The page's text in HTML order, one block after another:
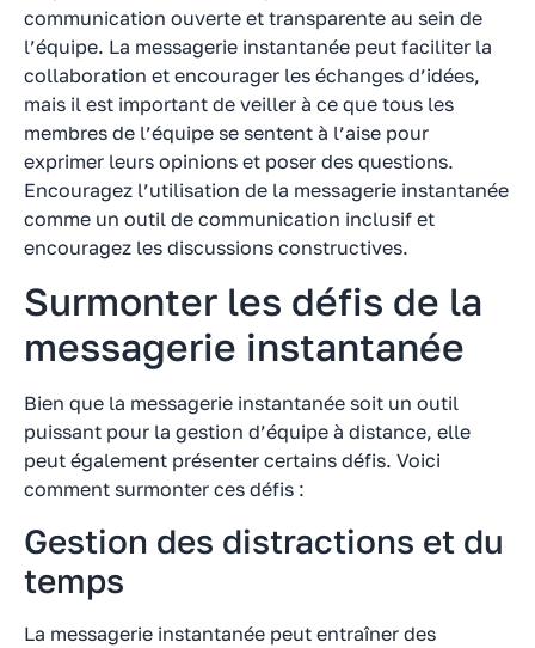
communication ouverte et transparente au sein de
l’équipe. La messagerie instantanée peut faciliter la
collaboration et encourager les échanges d’idées,
mais il est important de veiller à ce que tous les
membres de l’équipe se sentent à l’aise pour
exprimer leurs opinions et poser des questions.
Encouragez l’utilisation de la messagerie instantanée
comme un outil de communication inclusif et
encouragez les discussions constructives.
Surmonter les défis de la
messagerie instantanée
Bien que la messagerie instantanée soit un outil
puissant pour la gestion d’équipe à distance, elle
peut également présenter certains défis. Voici
comment surmonter ces défis :
Gestion des distractions et du
temps
La messagerie instantanée peut entraîner des